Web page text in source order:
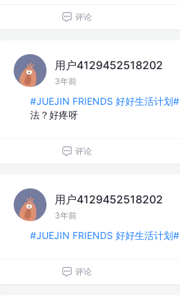
评论
用户4129452518202
3年前
#JUEJIN FRIENDS 好好生活计划#
法？好疼呀
评论
用户4129452518202
3年前
#JUEJIN FRIENDS 好好生活计划#
评论